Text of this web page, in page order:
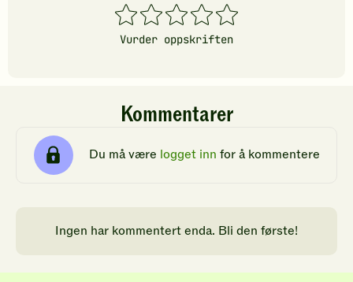
1
stjerner
2
stjerner
3
stjerner
4
stjerner
5
stjerner
Vurder oppskriften
Kommentarer
Du må være logget inn for å kommentere
Ingen har kommentert enda. Bli den første!